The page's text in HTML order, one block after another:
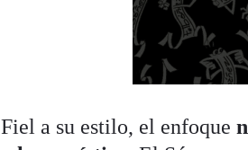
Fiel a su estilo, el enfoque